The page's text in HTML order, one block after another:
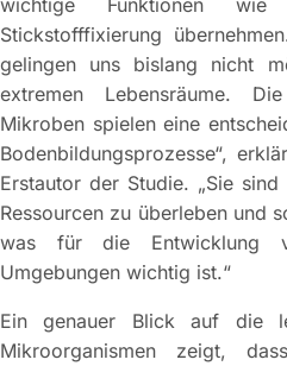
Stickstofffixierung
gelingen uns bislang nicht
extremen Lebensräume.
Mikroben spielen eine
Bodenbildungsprozesse“,
Erstautor der Studie. „Sie
Ressourcen zu überleben und
was für die Entwicklung
Umgebungen wichtig ist.“
Ein genauer Blick auf die
Mikroorganismen zeigt,